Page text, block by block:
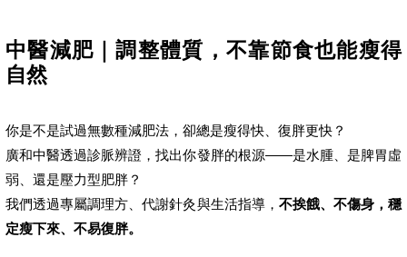
中醫減肥｜調整體質，不靠節食也能瘦得
自然
你是不是試過無數種減肥法，卻總是瘦得快、復胖更快？
廣和中醫透過診脈辨證，找出你發胖的根源——是水腫、是脾胃虛
弱、還是壓力型肥胖？
我們透過專屬調理方、代謝針灸與生活指導， 不挨餓、不傷身，穩
定瘦下來、不易復胖。